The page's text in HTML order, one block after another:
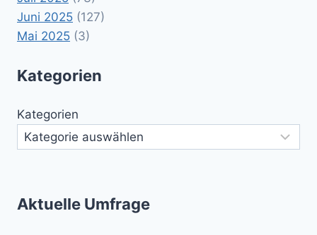
Juni 2025 (127)
Mai 2025 (3)
Kategorien
Kategorien
Aktuelle Umfrage